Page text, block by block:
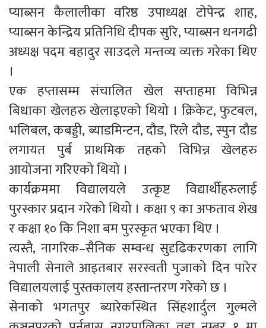
प्याब्सन कैलालीका वरिष्ठ उपाध्यक्ष टोपेन्द्र शाह,
प्याब्सन केन्द्रिय प्रतिनिधि दीपक सुरि, प्याब्सन धनगढी
अध्यक्ष पदम बहादुर साउदले मन्तव्य व्यक्त गरेका थिए
।
एक हप्तासम्म संचालित खेल सप्ताहमा विभिन्न
बिधाका खेलहरु खेलाइएको थियो । क्रिकेट, फुटबल,
भलिबल, कबड्डी, ब्याडमिन्टन, दौड, रिले दौड, स्पुन दौड
लगायत पुर्ब प्राथमिक तहको विभिन्न खेलहरु
आयोजना गरिएको थियो ।
कार्यक्रममा विद्यालयले उत्कृष्ट विद्यार्थीहरुलाई
पुरस्कार प्रदान गरेको थियो । कक्षा ९ का अफताव शेख
र कक्षा १० कि निशा बम पुरस्कृत भएका थिए ।
त्यस्तै, नागरिक–सैनिक सम्वन्ध सुदृढिकरणका लागि
नेपाली सेनाले आइतबार सरस्वती पुजाको दिन पारेर
विद्यालयलाई पुस्तकालय हस्तान्तरण गरेको छ ।
सेनाको भगतपुर ब्यारेकस्थित सिंहशार्दुल गुल्मले